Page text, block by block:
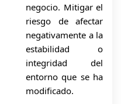
negocio. Mitigar el
riesgo de afectar
negativamente a la
estabilidad o
integridad del
entorno que se ha
modificado.